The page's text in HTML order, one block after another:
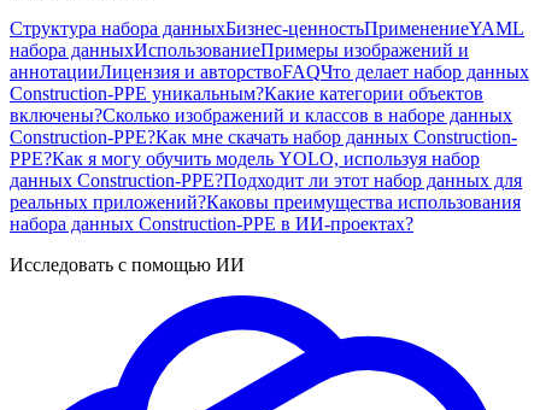
Структура набора данныхБизнес-ценностьПрименениеYAML
набора данныхИспользованиеПримеры изображений и
аннотацииЛицензия и авторствоFAQЧто делает набор данных
Construction-PPE уникальным?Какие категории объектов
включены?Сколько изображений и классов в наборе данных
Construction-PPE?Как мне скачать набор данных Construction-
PPE?Как я могу обучить модель YOLO, используя набор
данных Construction-PPE?Подходит ли этот набор данных для
реальных приложений?Каковы преимущества использования
набора данных Construction-PPE в ИИ-проектах?
Исследовать с помощью ИИ